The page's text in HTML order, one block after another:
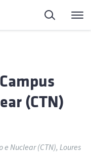
Pesquisa
(CTN)
e Nuclear (CTN), Loures